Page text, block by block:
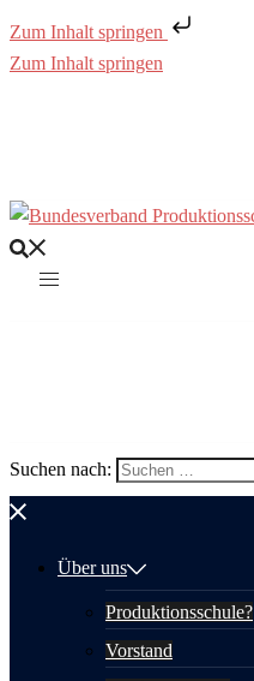
Zum Inhalt springen
Zum Inhalt springen
Suchen nach:
Über uns
Produktionsschule?
Vorstand